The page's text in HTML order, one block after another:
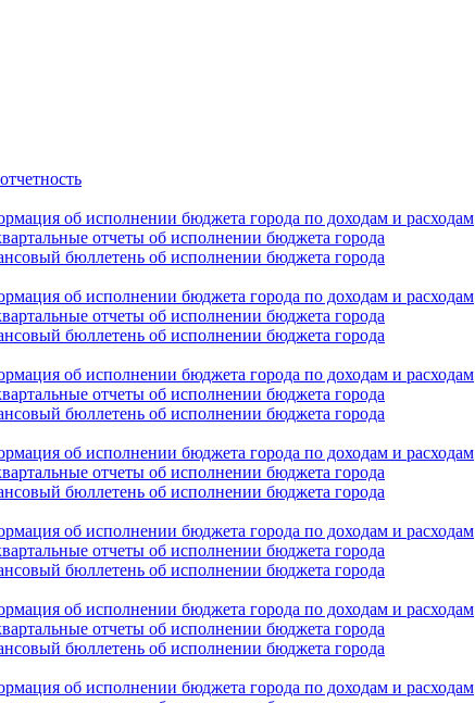
об исполнении бюджета города по доходам и расходам
отчеты об исполнении бюджета города
бюллетень об исполнении бюджета города
об исполнении бюджета города по доходам и расходам
отчеты об исполнении бюджета города
бюллетень об исполнении бюджета города
об исполнении бюджета города по доходам и расходам
отчеты об исполнении бюджета города
бюллетень об исполнении бюджета города
об исполнении бюджета города по доходам и расходам
отчеты об исполнении бюджета города
бюллетень об исполнении бюджета города
об исполнении бюджета города по доходам и расходам
отчеты об исполнении бюджета города
бюллетень об исполнении бюджета города
об исполнении бюджета города по доходам и расходам
отчеты об исполнении бюджета города
бюллетень об исполнении бюджета города
об исполнении бюджета города по доходам и расходам